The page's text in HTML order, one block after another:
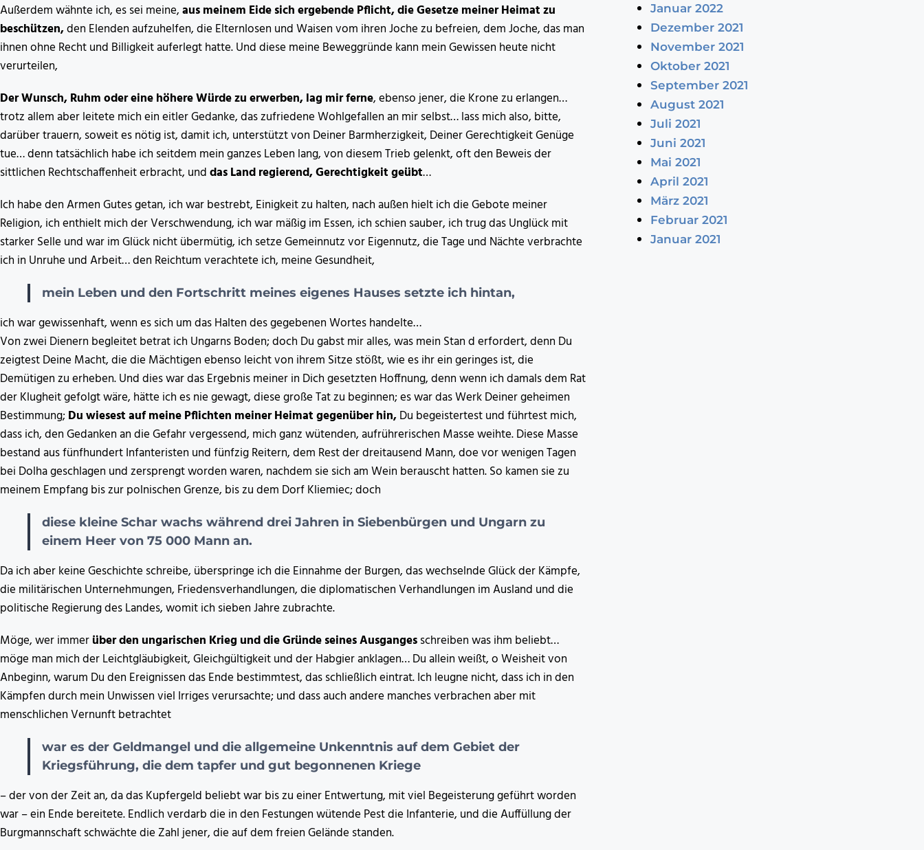
Außerdem wähnte ich, es sei meine,aus meinem Eide sich ergebende Pflicht, die Gesetze meiner Heimat zu
beschützen,den Elenden aufzuhelfen, die Elternlosen und Waisen vom ihren Joche zu befreien, dem Joche, das man
ihnen ohne Recht und Billigkeit auferlegt hatte. Und diese meine Beweggründe kann mein Gewissen heute nicht
verurteilen,
Der Wunsch, Ruhm oder eine höhere Würde zu erwerben, lag mir ferne, ebenso jener, die Krone zu erlangen…
trotz allem aber leitete mich ein eitler Gedanke, das zufriedene Wohlgefallen an mir selbst… lass mich also, bitte,
darüber trauern, soweit es nötig ist, damit ich, unterstützt von Deiner Barmherzigkeit, Deiner Gerechtigkeit Genüge
tue… denn tatsächlich habe ich seitdem mein ganzes Leben lang, von diesem Trieb gelenkt, oft den Beweis der
sittlichen Rechtschaffenheit erbracht, unddas Land regierend, Gerechtigkeit geübt…
Ich habe den Armen Gutes getan, ich war bestrebt, Einigkeit zu halten, nach außen hielt ich die Gebote meiner
Religion, ich enthielt mich der Verschwendung, ich war mäßig im Essen, ich schien sauber, ich trug das Unglück mit
starker Selle und war im Glück nicht übermütig, ich setze Gemeinnutz vor Eigennutz, die Tage und Nächte verbrachte
ich in Unruhe und Arbeit… den Reichtum verachtete ich, meine Gesundheit,
mein Leben und den Fortschritt meines eigenes Hauses setzte ich hintan,
ich war gewissenhaft, wenn es sich um das Halten des gegebenen Wortes handelte…
Von zwei Dienern begleitet betrat ich Ungarns Boden; doch Du gabst mir alles, was mein Stan d erfordert, denn Du
zeigtest Deine Macht, die die Mächtigen ebenso leicht von ihrem Sitze stößt, wie es ihr ein geringes ist, die
Demütigen zu erheben. Und dies war das Ergebnis meiner in Dich gesetzten Hoffnung, denn wenn ich damals dem Rat
der Klugheit gefolgt wäre, hätte ich es nie gewagt, diese große Tat zu beginnen; es war das Werk Deiner geheimen
Bestimmung; Du wiesest auf meine Pflichten meiner Heimat gegenüber hin,Du begeistertest und führtest mich,
dass ich, den Gedanken an die Gefahr vergessend, mich ganz wütenden, aufrührerischen Masse weihte. Diese Masse
bestand aus fünfhundert Infanteristen und fünfzig Reitern, dem Rest der dreitausend Mann, doe vor wenigen Tagen
bei Dolha geschlagen und zersprengt worden waren, nachdem sie sich am Wein berauscht hatten. So kamen sie zu
meinem Empfang bis zur polnischen Grenze, bis zu dem Dorf Kliemiec; doch
diese kleine Schar wachs während drei Jahren in Siebenbürgen und Ungarn zu
einem Heer von 75 000 Mann an.
Da ich aber keine Geschichte schreibe, überspringe ich die Einnahme der Burgen, das wechselnde Glück der Kämpfe,
die militärischen Unternehmungen, Friedensverhandlungen, die diplomatischen Verhandlungen im Ausland und die
politische Regierung des Landes, womit ich sieben Jahre zubrachte.
Möge, wer immerüber den ungarischen Krieg und die Gründe seines Ausgangesschreiben was ihm beliebt…
möge man mich der Leichtgläubigkeit, Gleichgültigkeit und der Habgier anklagen… Du allein weißt, o Weisheit von
Anbeginn, warum Du den Ereignissen das Ende bestimmtest, das schließlich eintrat. Ich leugne nicht, dass ich in den
Kämpfen durch mein Unwissen viel Irriges verursachte; und dass auch andere manches verbrachen aber mit
menschlichen Vernunft betrachtet
war es der Geldmangel und die allgemeine Unkenntnis auf dem Gebiet der
Kriegsführung, die dem tapfer und gut begonnenen Kriege
– der von der Zeit an, da das Kupfergeld beliebt war bis zu einer Entwertung, mit viel Begeisterung geführt worden
war – ein Ende bereitete. Endlich verdarb die in den Festungen wütende Pest die Infanterie, und die Auffüllung der
Burgmannschaft schwächte die Zahl jener, die auf dem freien Gelände standen.
Januar 2022
Dezember 2021
November 2021
Oktober 2021
September 2021
August 2021
Juli 2021
Juni 2021
Mai 2021
April 2021
März 2021
Februar 2021
Januar 2021